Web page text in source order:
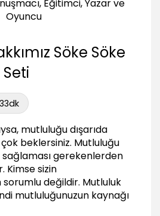
Eğitimci, Yazar ve
Oyuncu
Söke Söke
Seti
33dk
mutluluğu dışarıda
beklersiniz. Mutluluğu
gerekenlerden
Kimse sizin
değildir. Mutluluk
mutluluğunuzun kaynağı